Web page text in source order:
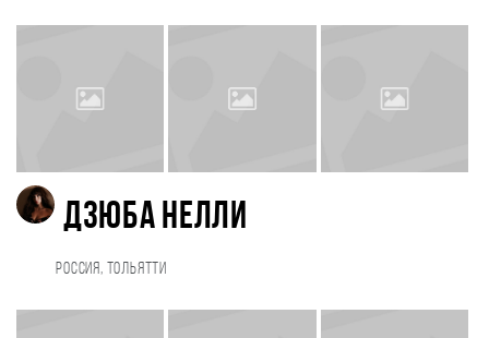
Дзюба Нелли
Россия, Тольятти